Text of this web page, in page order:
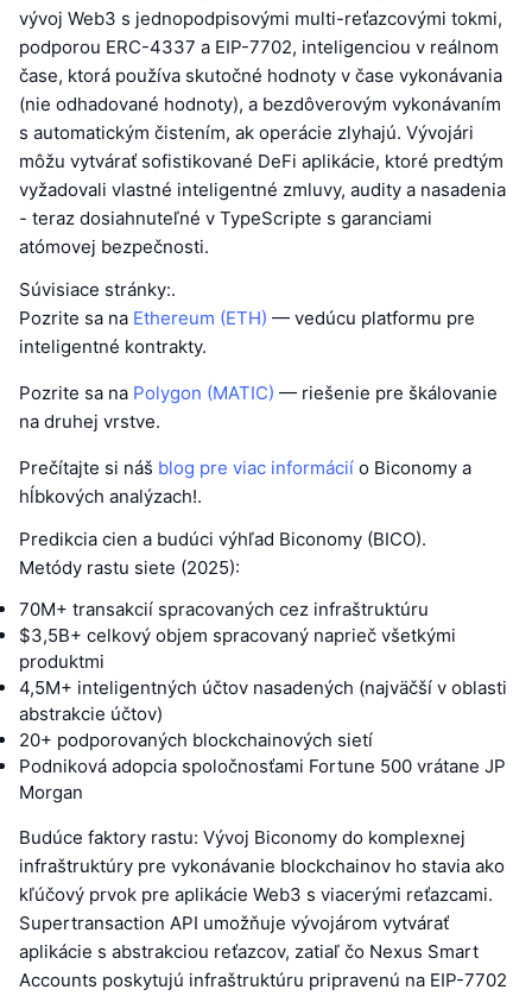
vývoj Web3 s jednopodpisovými multi-reťazcovými tokmi,
podporou ERC-4337 a EIP-7702, inteligenciou v reálnom
čase, ktorá používa skutočné hodnoty v čase vykonávania
(nie odhadované hodnoty), a bezdôverovým vykonávaním
s automatickým čistením, ak operácie zlyhajú. Vývojári
môžu vytvárať sofistikované DeFi aplikácie, ktoré predtým
vyžadovali vlastné inteligentné zmluvy, audity a nasadenia
- teraz dosiahnuteľné v TypeScripte s garanciami
atómovej bezpečnosti.
Súvisiace stránky:.
Pozrite sa na Ethereum (ETH) — vedúcu platformu pre
inteligentné kontrakty.
Pozrite sa na Polygon (MATIC) — riešenie pre škálovanie
na druhej vrstve.
Prečítajte si náš blog pre viac informácií o Biconomy a
hĺbkových analýzach!.
Predikcia cien a budúci výhľad Biconomy (BICO).
Metódy rastu siete (2025):
70M+ transakcií spracovaných cez infraštruktúru
$3,5B+ celkový objem spracovaný naprieč všetkými
produktmi
4,5M+ inteligentných účtov nasadených (najväčší v oblasti
abstrakcie účtov)
20+ podporovaných blockchainových sietí
Podniková adopcia spoločnosťami Fortune 500 vrátane JP
Morgan
Budúce faktory rastu: Vývoj Biconomy do komplexnej
infraštruktúry pre vykonávanie blockchainov ho stavia ako
kľúčový prvok pre aplikácie Web3 s viacerými reťazcami.
Supertransaction API umožňuje vývojárom vytvárať
aplikácie s abstrakciou reťazcov, zatiaľ čo Nexus Smart
Accounts poskytujú infraštruktúru pripravenú na EIP-7702